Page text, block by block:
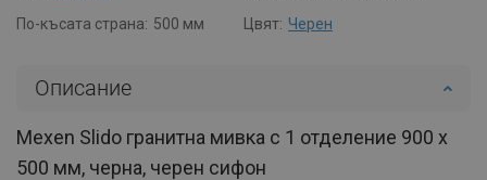
По-късата страна: 500 мм Цвят: Черен
Описание
Mexen Slido гранитна мивка с 1 отделение 900 x
500 мм, черна, черен сифон